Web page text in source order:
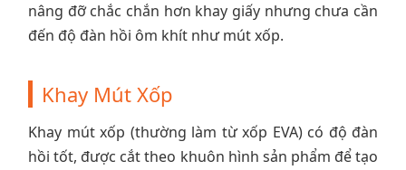
nâng đỡ chắc chắn hơn khay giấy nhưng chưa cần
đến độ đàn hồi ôm khít như mút xốp.
Khay Mút Xốp
Khay mút xốp (thường làm từ xốp EVA) có độ đàn
hồi tốt, được cắt theo khuôn hình sản phẩm để tạo